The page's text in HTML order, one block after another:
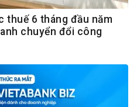
thuế 6 tháng đầu năm
chuyển đổi công